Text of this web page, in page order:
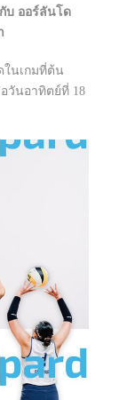
บ ออร์ลันโด
ในเกมที่ต้น
วันอาทิตย์ที่ 18